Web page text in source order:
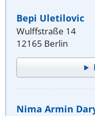
Bepi Uletilovic
Wulffstraße 14
12165 Berlin
Nima Armin